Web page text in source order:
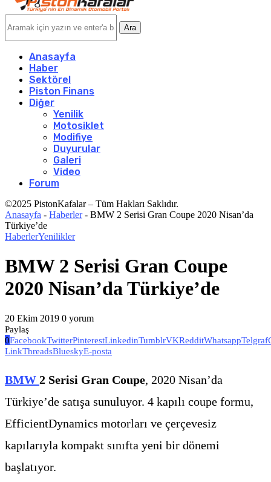
Ara
Anasayfa
Haber
Sektörel
Piston Finans
Diğer
Yenilik
Motosiklet
Modifiye
Duyurular
Galeri
Video
Forum
©2025 PistonKafalar – Tüm Hakları Saklıdır.
Anasayfa - Haberler- BMW 2 Serisi Gran Coupe 2020 Nisan’da
Türkiye’de
HaberlerYenilikler
BMW 2 Serisi Gran Coupe
2020 Nisan’da Türkiye’de
20 Ekim 2019 0 yorum
Paylaş
0FacebookTwitterPinterestLinkedinTumblrVKRedditWhatsappTelgraf
LinkThreadsBlueskyE-posta
BMW 2 Serisi Gran Coupe, 2020 Nisan’da
Türkiye’de satışa sunuluyor. 4 kapılı coupe formu,
EfficientDynamics motorları ve çerçevesiz
kapılarıyla kompakt sınıfta yeni bir dönemi
başlatıyor.